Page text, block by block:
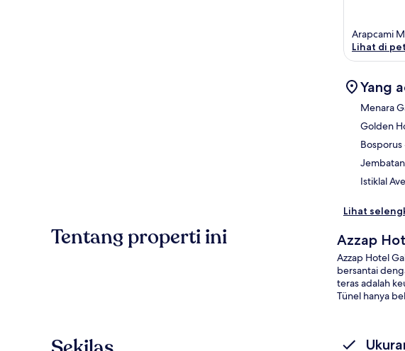
Arapcami
Lihat di
Yang
Menara
Golden
Bosporus
Istiklal
Lihat
Tentang properti ini Azzap
Azzap Hotel
bersantai
teras adalah
Tünel hanya